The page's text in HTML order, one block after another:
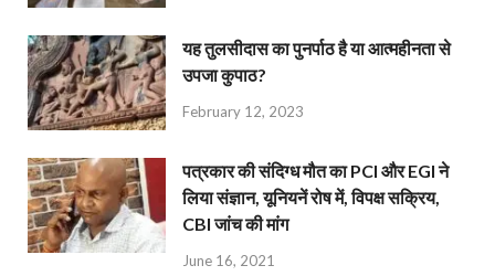
यह तुलसीदास का पुनर्पाठ है या आत्महीनता से
उपजा कुपाठ?
February 12, 2023
पत्रकार की संदिग्ध मौत का PCI और EGI ने
लिया संज्ञान, यूनियनें रोष में, विपक्ष सक्रिय,
CBI जांच की मांग
June 16, 2021